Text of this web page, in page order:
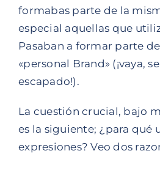
formabas parte de la
especial aquellas que
Pasaban a formar parte
«personal Brand» (¡vaya,
escapado!).
La cuestión crucial, bajo
es la siguiente; ¿para qué
expresiones? Veo dos